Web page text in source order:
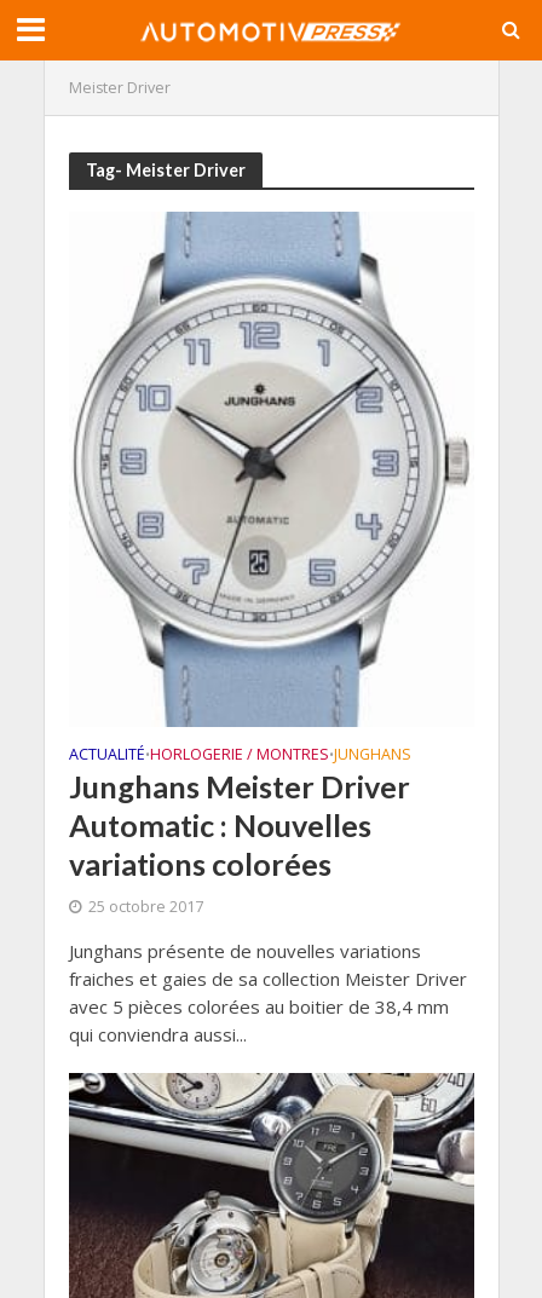
Meister Driver
Tag- Meister Driver
ACTUALITÉ•HORLOGERIE / MONTRES•JUNGHANS
Junghans Meister Driver
Automatic : Nouvelles
variations colorées
25 octobre 2017
Junghans présente de nouvelles variations
fraiches et gaies de sa collection Meister Driver
avec 5 pièces colorées au boitier de 38,4 mm
qui conviendra aussi...